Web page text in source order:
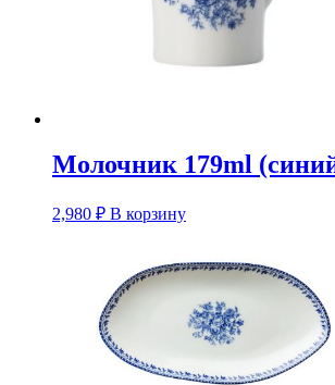
Молочник 179ml
2,980 ₽ В корзину